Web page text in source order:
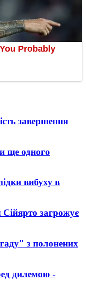
завершення
ще одного
вибуху в
загрожує
з полонених
дилемою -